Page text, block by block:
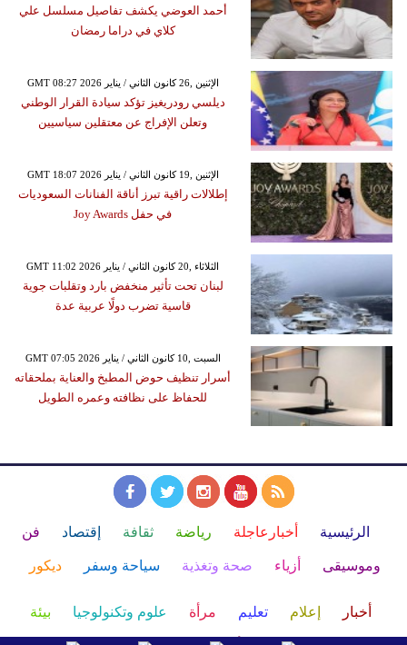
أحمد العوضي يكشف تفاصيل مسلسل علي
كلاي في دراما رمضان
GMT 08:27 2026 الإثنين ,26 كانون الثاني / يناير
ديلسي رودريغيز تؤكد سيادة القرار الوطني
وتعلن الإفراج عن معتقلين سياسيين
GMT 18:07 2026 الإثنين ,19 كانون الثاني / يناير
إطلالات راقية تبرز أناقة الفنانات السعوديات
في حفل Joy Awards
GMT 11:02 2026 الثلاثاء ,20 كانون الثاني / يناير
لبنان تحت تأثير منخفض بارد وتقلبات جوية
قاسية تضرب دولًا عربية عدة
GMT 07:05 2026 السبت ,10 كانون الثاني / يناير
أسرار تنظيف حوض المطبخ والعناية بملحقاته
للحفاظ على نظافته وعمره الطويل
الرئيسية أخبارعاجلة رياضة ثقافة إقتصاد فن
وموسيقى أزياء صحة وتغذية سياحة وسفر ديكور
أخبار إعلام تعليم مرأة علوم وتكنولوجيا بيئة